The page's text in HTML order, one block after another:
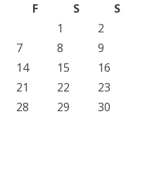
F S
S
1
2
7 8
9
14 15
16
21 22
23
28 29
30